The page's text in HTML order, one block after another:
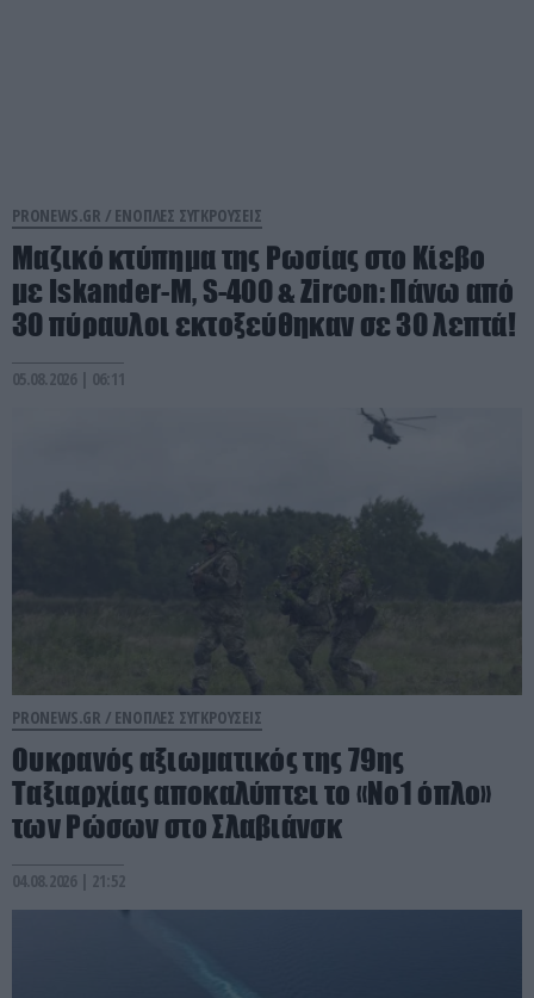
PRONEWS.GR / ΕΝΟΠΛΕΣ ΣΥΓΚΡΟΥΣΕΙΣ
Μαζικό κτύπημα της Ρωσίας στο Κίεβο
με Iskander-Μ, S-400 & Zircon: Πάνω από
30 πύραυλοι εκτοξεύθηκαν σε 30 λεπτά!
05.08.2026 | 06:11
PRONEWS.GR / ΕΝΟΠΛΕΣ ΣΥΓΚΡΟΥΣΕΙΣ
Ουκρανός αξιωματικός της 79ης
Ταξιαρχίας αποκαλύπτει το «Νο1 όπλο»
των Ρώσων στο Σλαβιάνσκ
04.08.2026 | 21:52